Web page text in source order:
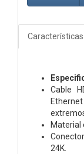
Características
Cable
Material
24K.